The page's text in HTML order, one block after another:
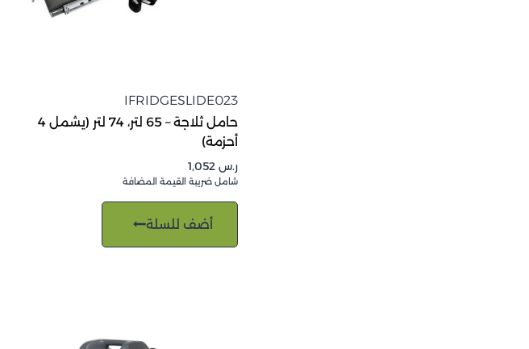
IFRIDGESLIDE023
حامل ثلاجة – 65 لتر، 74 لتر (يشمل 4
أحزمة)
ر.س1,052
شامل ضريبة القيمة المضافة
أضف للسلة